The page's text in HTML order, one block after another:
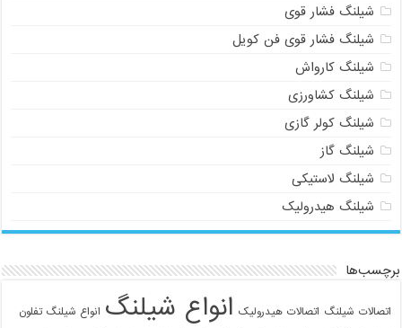
شیلنگ فشار قوی
شیلنگ فشار قوی فن کویل
شیلنگ کارواش
شیلنگ کشاورزی
شیلنگ کولر گازی
شیلنگ گاز
شیلنگ لاستیکی
شیلنگ هیدرولیک
برچسب‌ها
اتصالات شیلنگ اتصالات هیدرولیک انواع شیلنگ انواع شیلنگ تفلون